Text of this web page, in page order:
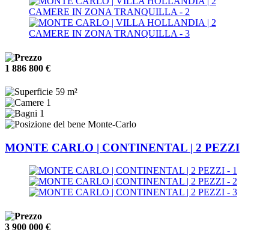
1 886 800 €
59 m²
1
1
Monte-Carlo
MONTE CARLO | CONTINENTAL | 2 PEZZI
3 900 000 €